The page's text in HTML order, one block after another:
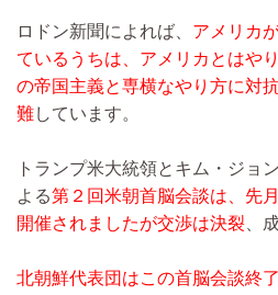
ロドン新聞によれば、 アメリカ
ているうちは、アメリカとはや
の帝国主義と専横なやり方に対
難しています。
トランプ米大統領とキム・ジョ
よる第２回米朝首脳会談は、先
開催されましたが交渉は決裂 、
北朝鮮代表団はこの首脳会談終